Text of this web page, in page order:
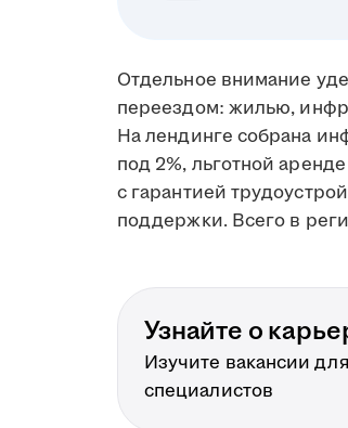
Отдельное внимание
переездом: жилью,
На лендинге собрана
под 2%, льготной
с гарантией
поддержки. Всего в
Узнайте о
Изучите вакансии
специалистов